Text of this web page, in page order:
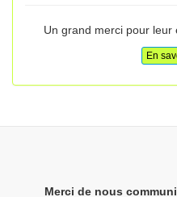
Un grand merci pour
En
Merci de nous